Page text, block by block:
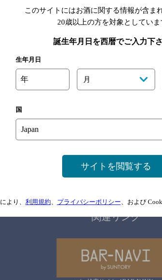
関連ページ
報については、 予告なしに変更されることがありますの
情報提供：ぐるなび
関連リンク
このサイトにはお酒に関する情報が含ま
20歳以上の方を対象としていま
誕生年月日を西暦でご入力下さ
生年月日
年 月
国
サイトを閲覧する
より、 利用規約、 プライバシーポリシー、および